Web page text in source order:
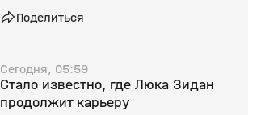
Поделиться
Сегодня, 05:59
Стало известно, где Люка Зидан
продолжит карьеру